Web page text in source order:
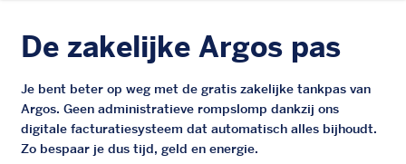
De zakelijke Argos pas
Je bent beter op weg met de gratis zakelijke tankpas van
Argos. Geen administratieve rompslomp dankzij ons
digitale facturatiesysteem dat automatisch alles bijhoudt.
Zo bespaar je dus tijd, geld en energie.